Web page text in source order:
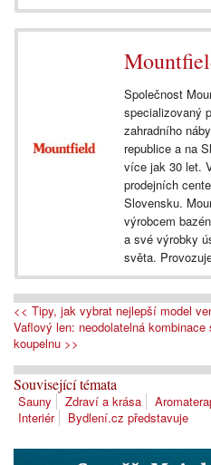
Společnost
specializovaný
zahradního
republice a na
více jak 30 let.
prodejních
Slovensku.
výrobcem
a své výrobky
světa.
<< Tipy, jak vybrat nejlepší model
Vaflový len: neodolatelná
koupelnu >>
Související témata
Sauny Zdraví a krása
Interiér
Bydlení.cz představuje